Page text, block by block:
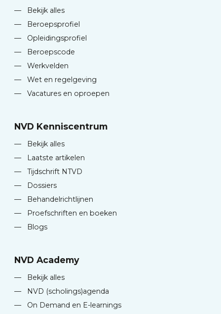
—
Bekijk alles
—
Beroepsprofiel
—
Opleidingsprofiel
—
Beroepscode
—
Werkvelden
—
Wet en regelgeving
—
Vacatures en oproepen
NVD Kenniscentrum
—
Bekijk alles
—
Laatste artikelen
—
Tijdschrift NTVD
—
Dossiers
—
Behandelrichtlijnen
—
Proefschriften en boeken
—
Blogs
NVD Academy
—
Bekijk alles
—
NVD (scholings)agenda
—
On Demand en E-learnings